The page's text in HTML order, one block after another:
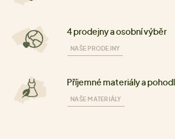
4 prodejny a osobní výběr
NAŠE PRODEJNY
Příjemné materiály a
NAŠE MATERIÁLY